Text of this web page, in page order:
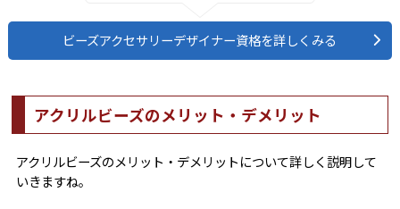
ビーズアクセサリーデザイナー資格を詳しくみる
アクリルビーズのメリット・デメリット
アクリルビーズのメリット・デメリットについて詳しく説明して
いきますね。